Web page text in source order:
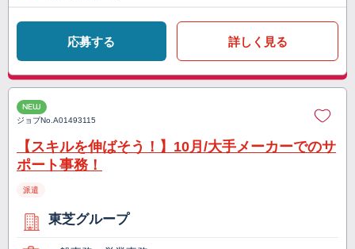
応募する 詳しく見る
NEW
ジョブNo.A01493115
【スキルを伸ばそう！】10月/大手メーカーでのサ
ポート事務！
派遣
東芝グループ